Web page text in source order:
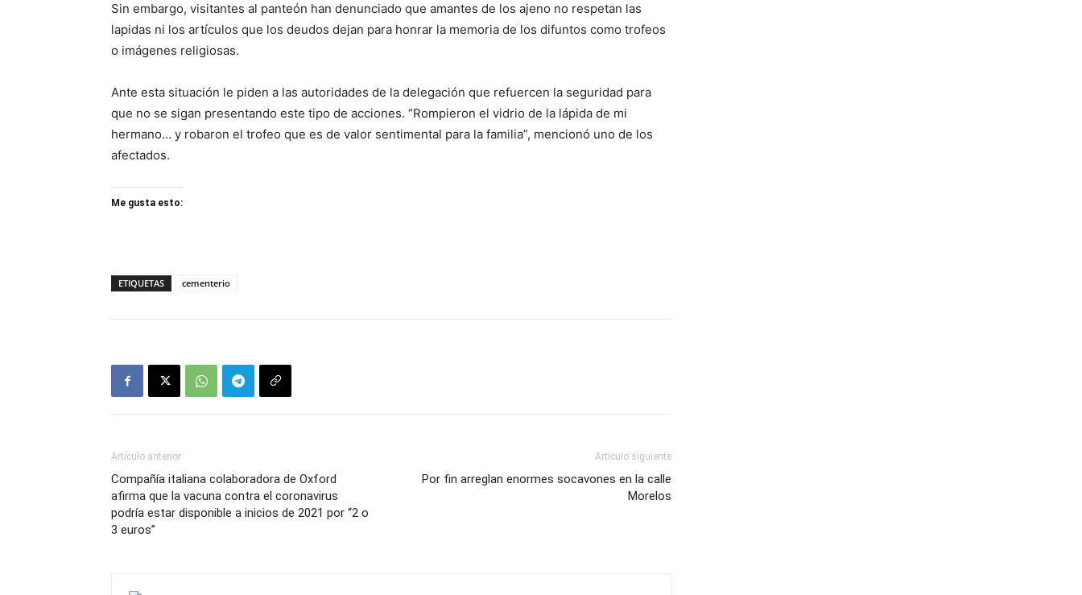
Sin embargo, visitantes al panteón han denunciado que amantes de los ajeno no respetan las
lapidas ni los artículos que los deudos dejan para honrar la memoria de los difuntos como trofeos
o imágenes religiosas.
Ante esta situación le piden a las autoridades de la delegación que refuercen la seguridad para
que no se sigan presentando este tipo de acciones. “Rompieron el vidrio de la lápida de mi
hermano… y robaron el trofeo que es de valor sentimental para la familia”, mencionó uno de los
afectados.
Me gusta esto:
ETIQUETAS cementerio
Artículo anterior
Compañía italiana colaboradora de Oxford
afirma que la vacuna contra el coronavirus
podría estar disponible a inicios de 2021 por “2 o
3 euros”
Artículo siguiente
Por fin arreglan enormes socavones en la calle
Morelos